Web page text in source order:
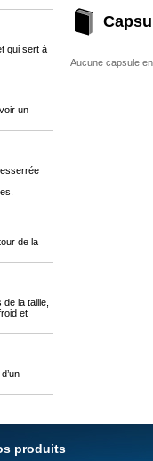
qui sert à
un
de la
la taille,
et
Aucune capsule
produits